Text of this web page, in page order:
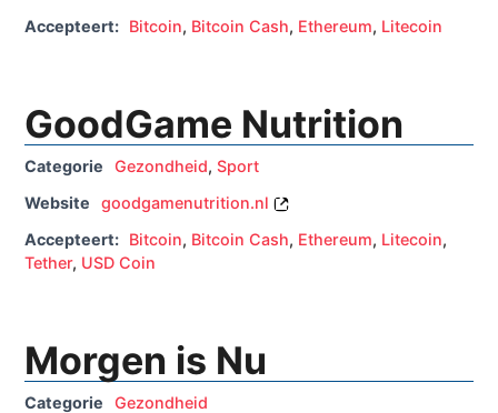
Accepteert: Bitcoin, Bitcoin Cash, Ethereum, Litecoin
GoodGame Nutrition
Categorie Gezondheid, Sport
Website
goodgamenutrition.nl
Accepteert: Bitcoin, Bitcoin Cash, Ethereum, Litecoin,
Tether, USD Coin
Morgen is Nu
Categorie
Gezondheid